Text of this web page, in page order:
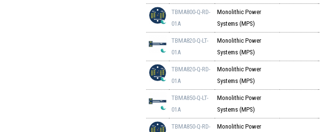
TBMA800-Q-RD-
01A
Monolithic Power
Systems (MPS)
TBMA820-Q-LT-
01A
Monolithic Power
Systems (MPS)
TBMA820-Q-RD-
01A
Monolithic Power
Systems (MPS)
TBMA850-Q-LT-
01A
Monolithic Power
Systems (MPS)
TBMA850-Q-RD-
Monolithic Power